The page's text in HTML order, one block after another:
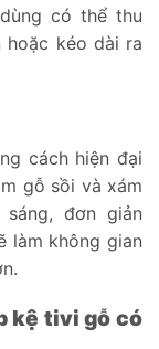
có thể thu
kéo dài ra
cách hiện đại
gỗ sồi và xám
đơn giản
làm không gian
kệ tivi gỗ có